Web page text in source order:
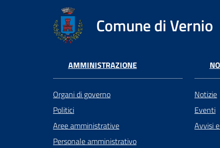
Comune di Vernio
AMMINISTRAZIONE
Organi di governo
Politici
Aree amministrative
Personale amministrativo
Notizie
Eventi
Avvisi